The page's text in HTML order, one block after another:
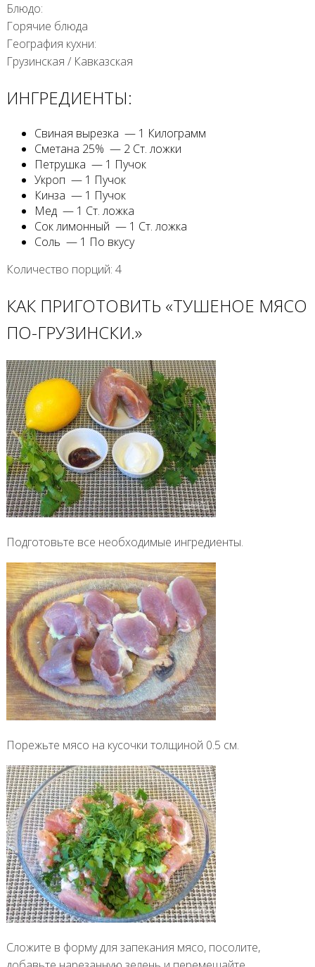
Блюдо:
Горячие блюда
География кухни:
Грузинская /Кавказская
ИНГРЕДИЕНТЫ:
Свиная вырезка — 1 Килограмм
Сметана 25% — 2 Ст. ложки
Петрушка — 1 Пучок
Укроп — 1 Пучок
Кинза — 1 Пучок
Мед — 1 Ст. ложка
Сок лимонный — 1 Ст. ложка
Соль — 1 По вкусу
Количество порций: 4
КАК ПРИГОТОВИТЬ «ТУШЕНОЕ МЯСО
ПО-ГРУЗИНСКИ.»
Подготовьте все необходимые ингредиенты.
Порежьте мясо на кусочки толщиной 0.5 см.
Сложите в форму для запекания мясо, посолите,